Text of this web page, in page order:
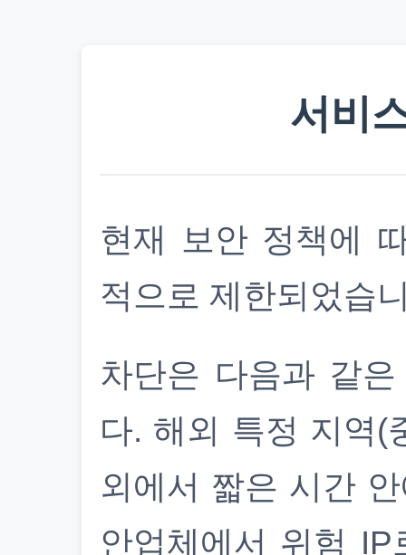
서비
현재 보안 정책에
적으로 제한되었습
차단은 다음과 같
다. 해외 특정 지역(
외에서 짧은 시간
안업체에서 위험